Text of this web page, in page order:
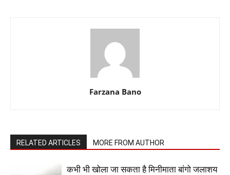
Farzana Bano
RELATED ARTICLES MORE FROM AUTHOR
कभी भी खोला जा सकता है मिनीमाता बांगो जलाशय